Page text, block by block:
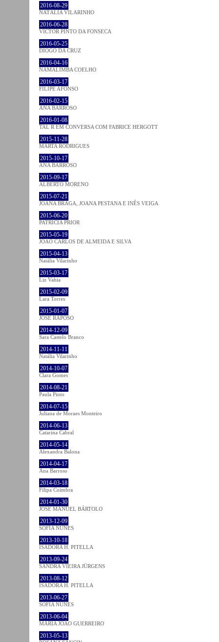
2016-08-29
NATÁLIA VILARINHO
2016-06-28
VICTOR PINTO DA FONSECA
2016-05-25
DIOGO DA CRUZ
2016-04-16
NAMALIMBA COELHO
2016-03-17
FILIPE AFONSO
2016-02-15
ANA BARROSO
2016-01-08
TAL R EM CONVERSA COM FABRICE HERGOTT
2015-11-28
MARTA RODRIGUES
2015-10-17
ANA BARROSO
2015-09-17
ALBERTO MORENO
2015-07-21
JOANA BRAGA, JOANA PESTANA E INÊS VEIGA
2015-06-20
PATRÍCIA PRIOR
2015-05-19
JOÃO CARLOS DE ALMEIDA E SILVA
2015-04-13
Natália Vilarinho
2015-03-17
Liz Vahia
2015-02-09
Lara Torres
2015-01-07
JOSÉ RAPOSO
2014-12-09
Sara Castelo Branco
2014-11-11
Natália Vilarinho
2014-10-07
Clara Gomes
2014-08-21
Paula Pinto
2014-07-15
Juliana de Moraes Monteiro
2014-06-13
Catarina Cabral
2014-05-14
Alexandra Balona
2014-04-17
Ana Barroso
2014-03-18
Filipa Coimbra
2014-01-30
JOSÉ MANUEL BÁRTOLO
2013-12-09
SOFIA NUNES
2013-10-18
ISADORA H. PITELLA
2013-09-24
SANDRA VIEIRA JÜRGENS
2013-08-12
ISADORA H. PITELLA
2013-06-27
SOFIA NUNES
2013-06-04
MARIA JOÃO GUERREIRO
2013-05-13